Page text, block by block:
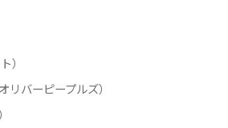
）
リバーピープルズ）